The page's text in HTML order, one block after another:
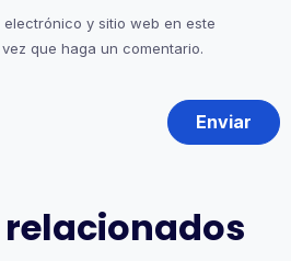
y sitio web en este
que haga un comentario.